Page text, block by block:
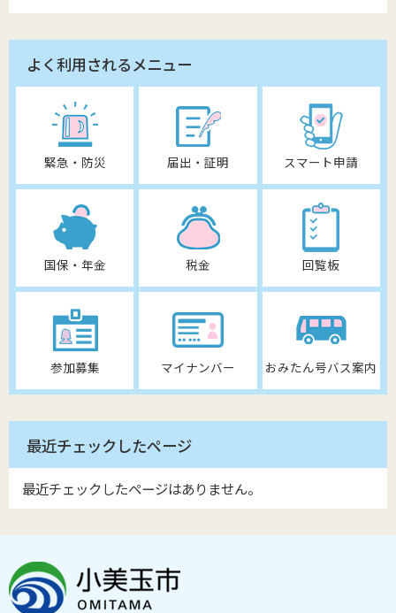
よく利用されるメニュー
緊急・防災 届出・証明 スマート申請
国保・年金 税金 回覧板
参加募集 マイナンバー おみたん号バス案内
最近チェックしたページ
最近チェックしたページはありません。